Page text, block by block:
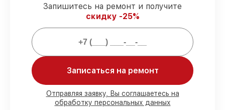
Мы гарантируем:
заказов проводим в вашем
90%
комплектующих Sightmark имеются
на складе в Казани, остальные
Подлинные запчасти Sightmark и
надёжные аналоги– под любые запросы
Запишитесь на ремонт и получите
скидку -25%
Записаться на ремонт
Отправляя заявку, Вы соглашаетесь на
обработку персональных данных